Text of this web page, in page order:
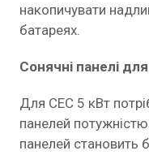
накопичувати
батареях.
Сонячні панелі
Для СЕС 5 кВт
панелей
панелей становить